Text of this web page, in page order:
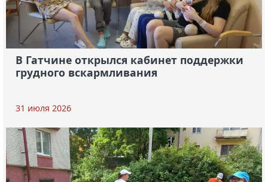
В Гатчине открылся кабинет поддержки
грудного вскармливания
31 июля 2026